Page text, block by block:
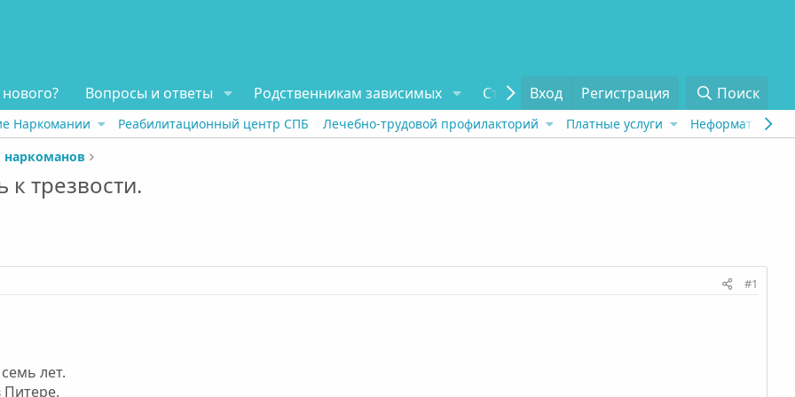
Вопросы и ответы Родственникам зависимых Статьи Отзывы О проекте
Вход Регистрация Поиск
Наркомании Реабилитационный центр СПБ Лечебно-трудовой профилакторий Платные услуги Неформат
наркоманов
трезвости.
#1
лет.
Питере.